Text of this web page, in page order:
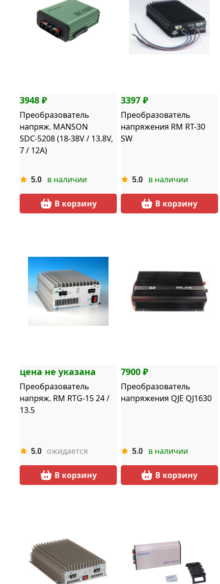
3948 ₽
Преобразователь
напряж. MANSON
SDС-5208 (18-38V / 13.8V,
7 / 12А)
5.0 в наличии
В корзину
3397 ₽
Преобразователь
напряжения RM RT-30
SW
5.0 в наличии
В корзину
цена не указана
Преобразователь
напряж. RM RTG-15 24 /
13.5
5.0 ожидается
В корзину
7900 ₽
Преобразователь
напряжения QJE QJ1630
5.0 в наличии
В корзину